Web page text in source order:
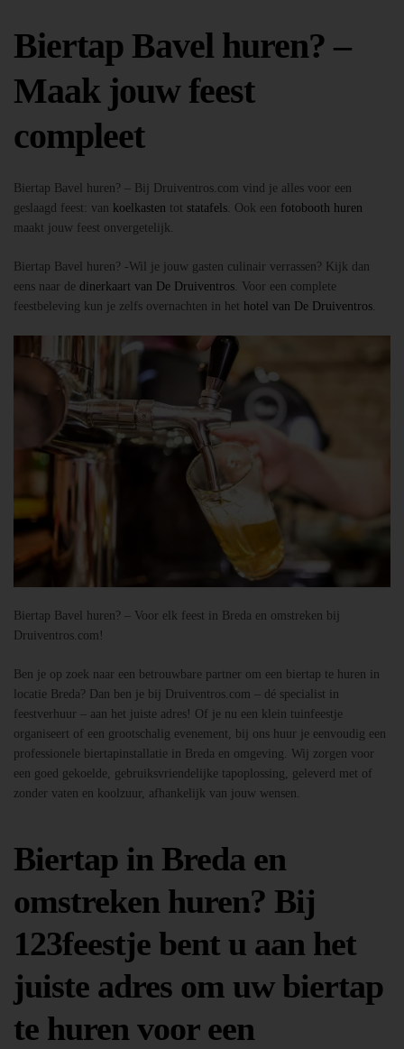
Biertap Bavel huren? –
Maak jouw feest
compleet
Biertap Bavel huren? – Bij Druiventros.com vind je alles voor een
geslaagd feest: van koelkasten tot statafels. Ook een fotobooth huren
maakt jouw feest onvergetelijk.
Biertap Bavel huren? -Wil je jouw gasten culinair verrassen? Kijk dan
eens naar de dinerkaart van De Druiventros. Voor een complete
feestbeleving kun je zelfs overnachten in het hotel van De Druiventros.
Biertap Bavel huren? – Voor elk feest in Breda en omstreken bij
Druiventros.com!
Ben je op zoek naar een betrouwbare partner om een biertap te huren in
locatie Breda? Dan ben je bij Druiventros.com – dé specialist in
feestverhuur – aan het juiste adres! Of je nu een klein tuinfeestje
organiseert of een grootschalig evenement, bij ons huur je eenvoudig een
professionele biertapinstallatie in Breda en omgeving. Wij zorgen voor
een goed gekoelde, gebruiksvriendelijke tapoplossing, geleverd met of
zonder vaten en koolzuur, afhankelijk van jouw wensen.
Biertap in Breda en
omstreken huren? Bij
123feestje bent u aan het
juiste adres om uw biertap
te huren voor een